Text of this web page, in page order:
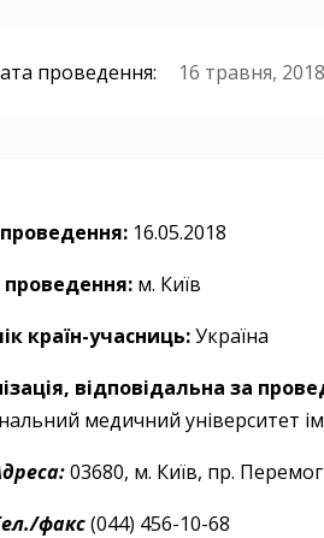
проведення: 16 травня, 2018
16.05.2018
проведення: м. Київ
країн-учасниць:Україна
відповідальна за
медичний університет
03680, м. Київ, пр.
факс(044) 456-10-68